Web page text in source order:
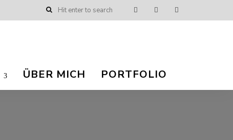
ÜBER MICH PORTFOLIO